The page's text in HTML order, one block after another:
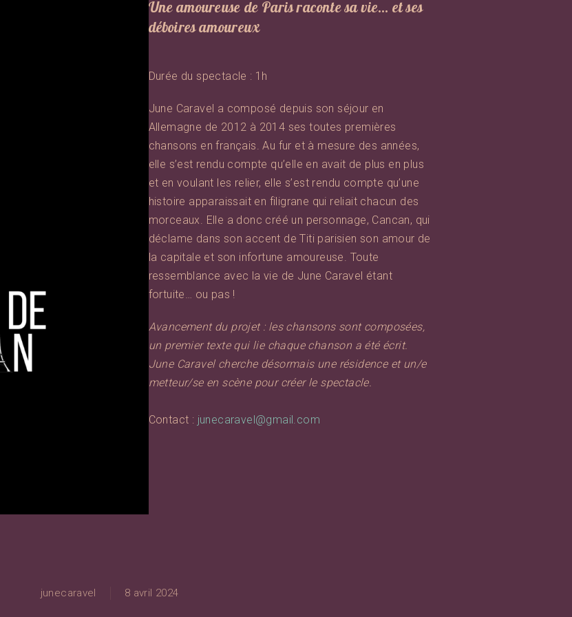
Une amoureuse de Paris raconte sa vie… et ses
déboires amoureux
Durée du spectacle : 1h
June Caravel a composé depuis son séjour en
Allemagne de 2012 à 2014 ses toutes premières
chansons en français. Au fur et à mesure des années,
elle s’est rendu compte qu’elle en avait de plus en plus
et en voulant les relier, elle s’est rendu compte qu’une
histoire apparaissait en filigrane qui reliait chacun des
morceaux. Elle a donc créé un personnage, Cancan, qui
déclame dans son accent de Titi parisien son amour de
la capitale et son infortune amoureuse. Toute
ressemblance avec la vie de June Caravel étant
fortuite… ou pas !
Avancement du projet : les chansons sont composées,
un premier texte qui lie chaque chanson a été écrit.
June Caravel cherche désormais une résidence et un/e
metteur/se en scène pour créer le spectacle.
Contact : junecaravel@gmail.com
junecaravel 8 avril 2024